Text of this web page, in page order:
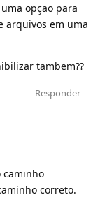
opçao para
arquivos em uma
tambem??
Responder
caminho
correto.